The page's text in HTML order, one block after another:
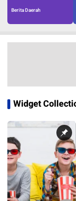
Berita Daerah
Widget